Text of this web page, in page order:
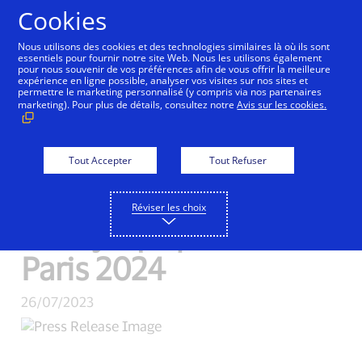
Visa dévoile La Team
Visa pour la France
avant les Jeux
Olympiques et
Paralympiques de
Paris 2024
26/07/2023
Cookies
Nous utilisons des cookies et des technologies similaires là où ils sont
essentiels pour fournir notre site Web. Nous les utilisons également
pour nous souvenir de vos préférences afin de vous offrir la meilleure
expérience en ligne possible, analyser vos visites sur nos sites et
permettre le marketing personnalisé (y compris via nos partenaires
marketing). Pour plus de détails, consultez notreAvis sur les cookies.
Tout Accepter Tout Refuser
Réviser les choix